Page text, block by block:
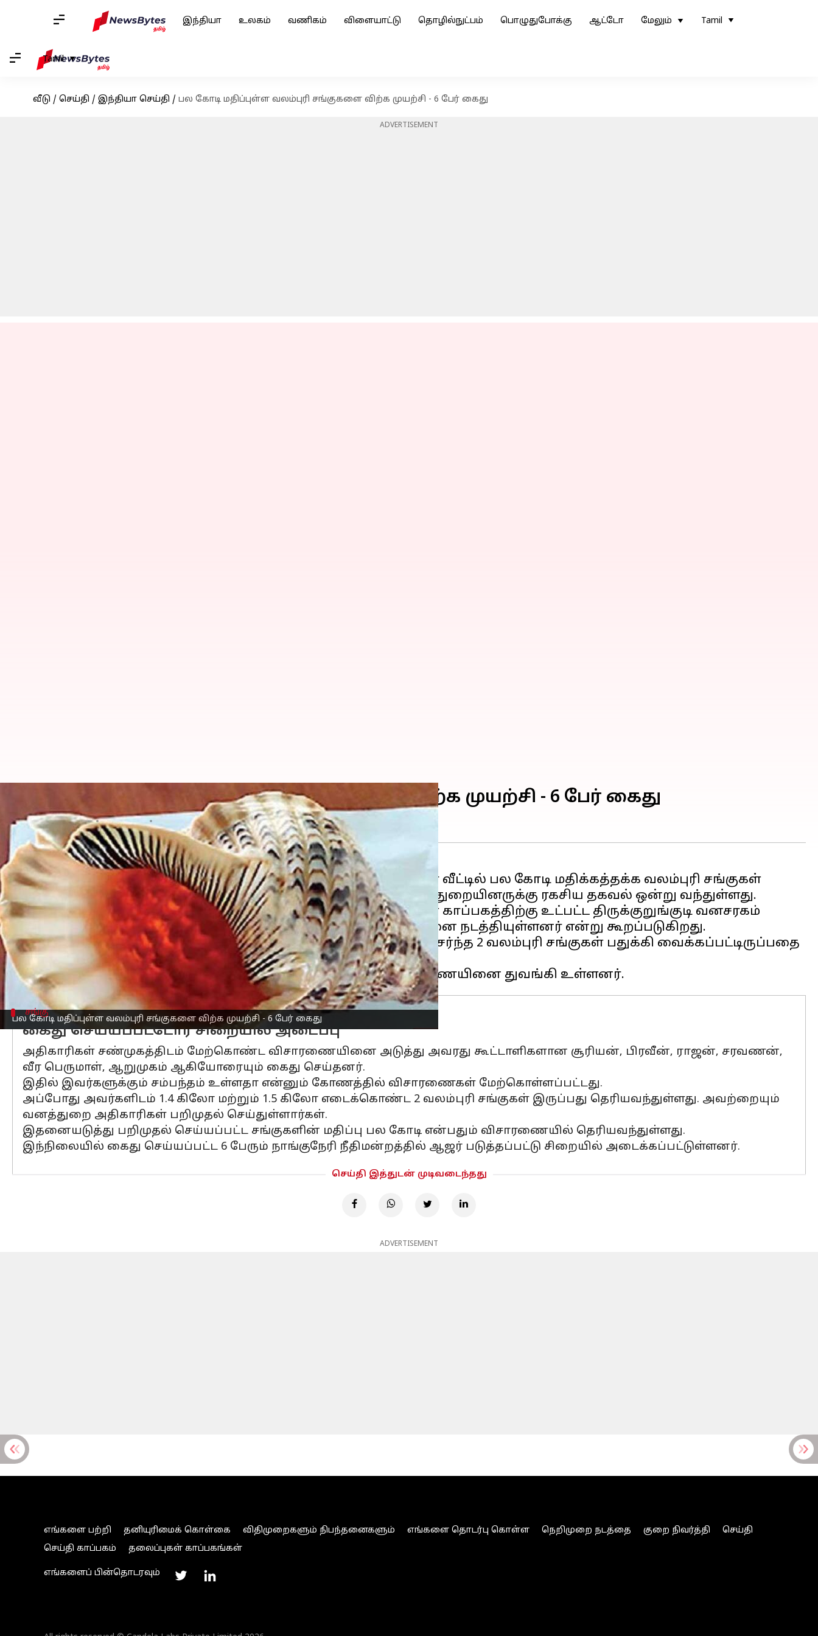
இந்தியா உலகம் வணிகம் விளையாட்டு தொழில்நுட்பம் பொழுதுபோக்கு ஆட்டோ மேலும் Tamil
Tamil
வீடு / செய்தி / இந்தியா செய்தி / பல கோடி மதிப்புள்ள வலம்புரி சங்குகளை விற்க முயற்சி - 6 பேர் கைது
ADVERTISEMENT
பல கோடி மதிப்புள்ள வலம்புரி சங்குகளை விற்க முயற்சி - 6 பேர் கைது
பல கோடி மதிப்புள்ள வலம்புரி சங்குகளை விற்க முயற்சி - 6 பேர் கைது
எழுதியவர் Nivetha P Apr 21, 2023 07:54 pm
செய்தி முன்னோட்டம்
தமிழ்நாடு மாநிலம், திருநெல்வேலிமாவட்டம்-ஏர்வாடி பகுதியில் ஓர் வீட்டில் பல கோடி மதிக்கத்தக்க வலம்புரி சங்குகள்
பதுக்கி வைக்கப்பட்டு விற்பனை செய்ய முயற்சி செய்வதாக வனத்துறையினருக்கு ரகசிய தகவல் ஒன்று வந்துள்ளது.
அந்த தகவலின் பேரில் வனத்துறை அதிகாரிகள் களக்காடு புலிகள் காப்பகத்திற்கு உட்பட்ட திருக்குறுங்குடி வனசரகம்
ஏர்வாடியை சேர்ந்த சண்முகம் என்பவர் வீட்டில் அதிகாரிகள் சோதனை நடத்தியுள்ளனர் என்று கூறப்படுகிறது.
இந்த சோதனையின் பொழுது அவரது வீட்டில் அரிய வகையினை சேர்ந்த 2 வலம்புரி சங்குகள் பதுக்கி வைக்கப்பட்டிருப்பதை
அதிகாரிகள் கண்டறிந்து எடுத்துள்ளனர்.
சங்கு
கைது செய்யப்பட்டோர் சிறையில் அடைப்பு
அதிகாரிகள் சண்முகத்திடம் மேற்கொண்ட விசாரணையினை அடுத்து அவரது கூட்டாளிகளான சூரியன், பிரவீன், ராஜன், சரவணன்,
வீர பெருமாள், ஆறுமுகம் ஆகியோரையும் கைது செய்தனர்.
இதில் இவர்களுக்கும் சம்பந்தம் உள்ளதா என்னும் கோணத்தில் விசாரணைகள் மேற்கொள்ளப்பட்டது.
அப்போது அவர்களிடம் 1.4 கிலோ மற்றும் 1.5 கிலோ எடைக்கொண்ட 2 வலம்புரி சங்குகள் இருப்பது தெரியவந்துள்ளது. அவற்றையும்
வனத்துறை அதிகாரிகள் பறிமுதல் செய்துள்ளார்கள்.
இதனையடுத்து பறிமுதல் செய்யப்பட்ட சங்குகளின் மதிப்பு பல கோடி என்பதும் விசாரணையில் தெரியவந்துள்ளது.
இந்நிலையில் கைது செய்யப்பட்ட 6 பேரும் நாங்குநேரி நீதிமன்றத்தில் ஆஜர் படுத்தப்பட்டு சிறையில் அடைக்கப்பட்டுள்ளனர்.
செய்தி இத்துடன் முடிவடைந்தது
ADVERTISEMENT
எங்களை பற்றி தனியுரிமைக் கொள்கை விதிமுறைகளும் நிபந்தனைகளும் எங்களை தொடர்பு கொள்ள நெறிமுறை நடத்தை குறை நிவர்த்தி
செய்தி
செய்தி காப்பகம்
தலைப்புகள் காப்பகங்கள்
எங்களைப் பின்தொடரவும்